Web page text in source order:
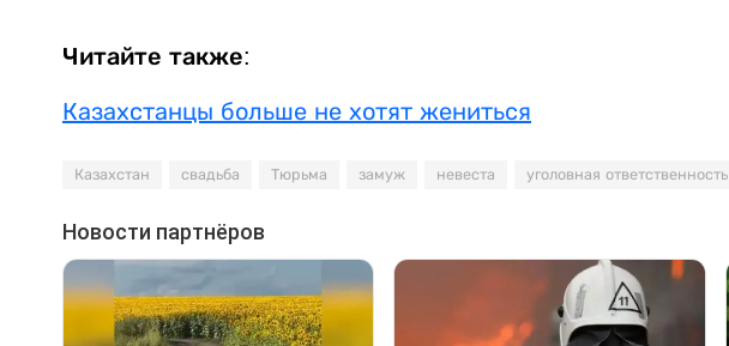
Читайте также:
Казахстанцы больше не хотят жениться
Казахстан свадьба Тюрьма замуж невеста уголовная ответственность